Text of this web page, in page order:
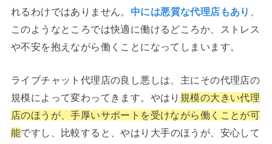
れるわけではありません。 中には悪質な代理店もあり
このようなところでは快適に働けるどころか、ストレス
や不安を抱えながら働くことになってしまいます。
ライブチャット代理店の良し悪しは、主にその代理店の
規模によって変わってきます。やはり 規模の大きい代理
店のほうが、手厚いサポートを受けながら働くことが可
能ですし、比較すると、やはり大手のほうが、安心して